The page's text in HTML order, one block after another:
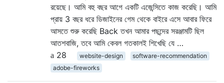
রয়েছে। আমি বহু বছর আগে একটি এজেন্সিতে কাজ করেছি। আমি
প্রায় 3 বছর ধরে ডিজাইনের গেম থেকে বাইরে এসে আবার ফিরে
আসতে শুরু করেছি Back তখন আমার পছন্দের সরঞ্জামটি ছিল
আতশবাজি, তবে আমি কেবল গতকালই শিখেছি যে …
28
website-design
software-recommendation
adobe-fireworks